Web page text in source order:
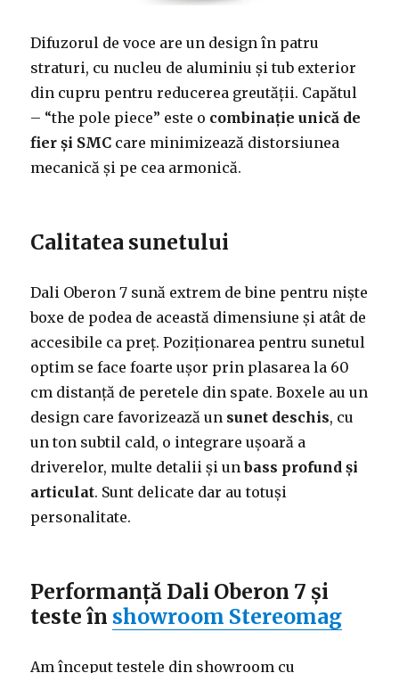
Difuzorul de voce are un design în patru
straturi, cu nucleu de aluminiu și tub exterior
din cupru pentru reducerea greutății. Capătul
– “the pole piece” este o combinație unică de
fier și SMC care minimizează distorsiunea
mecanică și pe cea armonică.
Calitatea sunetului
Dali Oberon 7 sună extrem de bine pentru niște
boxe de podea de această dimensiune și atât de
accesibile ca preț. Poziționarea pentru sunetul
optim se face foarte ușor prin plasarea la 60
cm distanță de peretele din spate. Boxele au un
design care favorizează un sunet deschis, cu
un ton subtil cald, o integrare ușoară a
driverelor, multe detalii și unbass profund și
articulat. Sunt delicate dar au totuși
personalitate.
Performanță Dali Oberon 7 și
teste în showroom Stereomag
Am început testele din showroom cu